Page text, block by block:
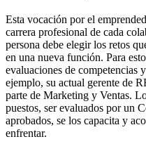
Esta vocación por el
carrera profesional de cada
persona debe elegir los retos
en una nueva función. Para
evaluaciones de competencias
ejemplo, su actual gerente de
parte de Marketing y Ventas.
puestos, ser evaluados por un
aprobados, se los capacita y
enfrentar.